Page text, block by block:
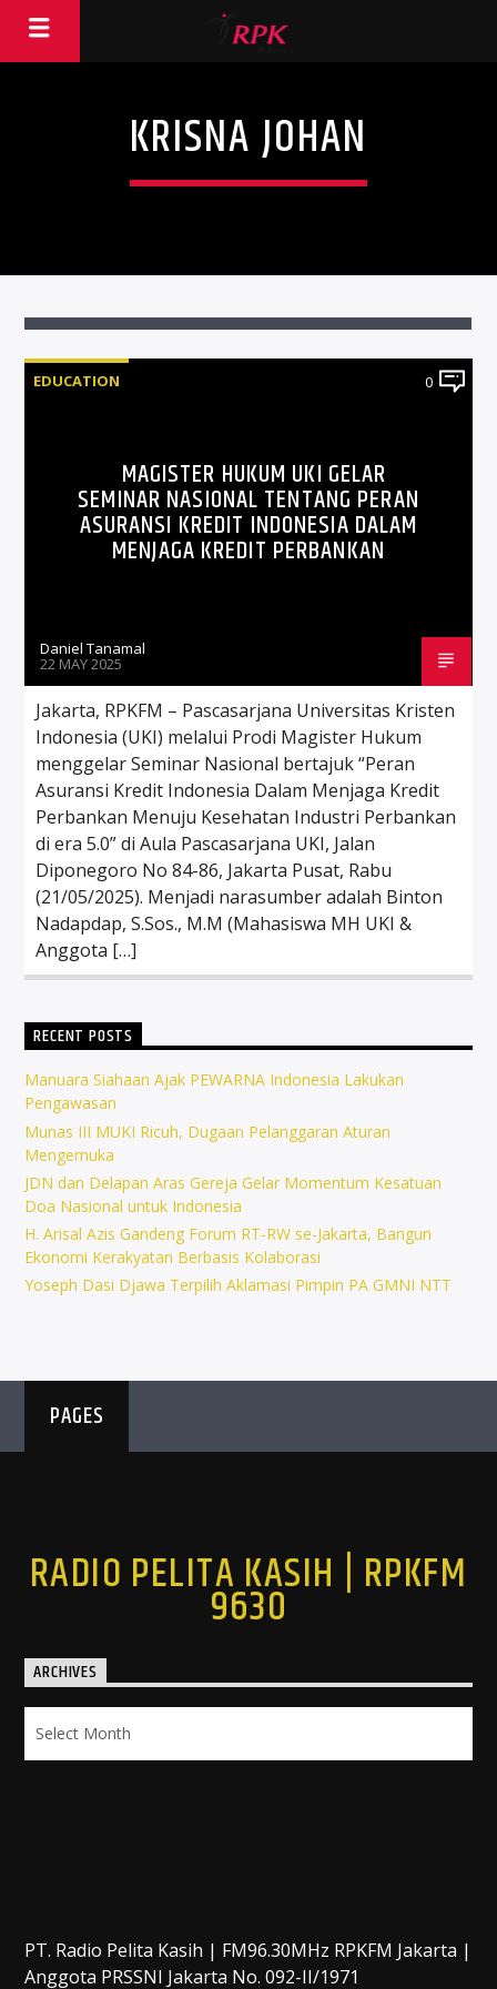
KRISNA JOHAN
EDUCATION 0
MAGISTER HUKUM UKI GELAR
SEMINAR NASIONAL TENTANG PERAN
ASURANSI KREDIT INDONESIA DALAM
MENJAGA KREDIT PERBANKAN
Daniel Tanamal
22 MAY 2025
Jakarta, RPKFM – Pascasarjana Universitas Kristen
Indonesia (UKI) melalui Prodi Magister Hukum
menggelar Seminar Nasional bertajuk “Peran
Asuransi Kredit Indonesia Dalam Menjaga Kredit
Perbankan Menuju Kesehatan Industri Perbankan
di era 5.0” di Aula Pascasarjana UKI, Jalan
Diponegoro No 84-86, Jakarta Pusat, Rabu
(21/05/2025). Menjadi narasumber adalah Binton
Nadapdap, S.Sos., M.M (Mahasiswa MH UKI &
Anggota […]
RECENT POSTS
Manuara Siahaan Ajak PEWARNA Indonesia Lakukan
Pengawasan
Munas III MUKI Ricuh, Dugaan Pelanggaran Aturan
Mengemuka
JDN dan Delapan Aras Gereja Gelar Momentum Kesatuan
Doa Nasional untuk Indonesia
H. Arisal Azis Gandeng Forum RT-RW se-Jakarta, Bangun
Ekonomi Kerakyatan Berbasis Kolaborasi
Yoseph Dasi Djawa Terpilih Aklamasi Pimpin PA GMNI NTT
PAGES
RADIO PELITA KASIH | RPKFM
9630
ARCHIVES
PT. Radio Pelita Kasih | FM96.30MHz RPKFM Jakarta |
Anggota PRSSNI Jakarta No. 092-II/1971